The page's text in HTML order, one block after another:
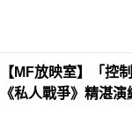
【MF放映室】「控
《私人戰爭》精湛